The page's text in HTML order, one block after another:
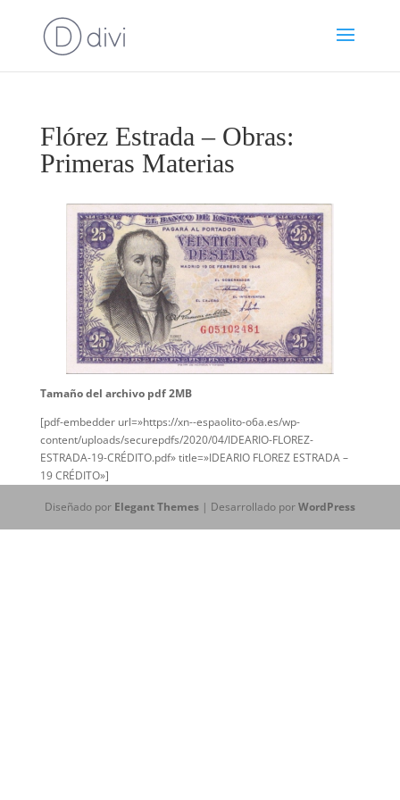
Flórez Estrada – Obras:
Primeras Materias
Tamaño del archivo pdf 2MB
[pdf-embedder url=»https://xn--espaolito-o6a.es/wp-
content/uploads/securepdfs/2020/04/IDEARIO-FLOREZ-
ESTRADA-19-CRÉDITO.pdf» title=»IDEARIO FLOREZ ESTRADA –
19 CRÉDITO»]
Diseñado por Elegant Themes| Desarrollado porWordPress